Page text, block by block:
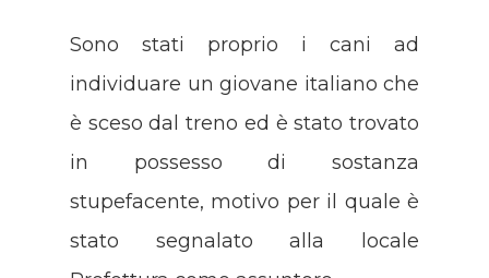
Sono stati proprio i cani ad
individuare un giovane italiano che
è sceso dal treno ed è stato trovato
in possesso di sostanza
stupefacente, motivo per il quale è
stato segnalato alla locale